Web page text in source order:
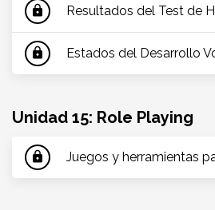
lock Resultados del Test de
lock Estados del Desarrollo
Unidad 15: Role Playing
lock Juegos y herramientas